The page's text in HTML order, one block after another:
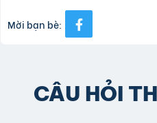
Mời bạn bè:
CÂU HỎI